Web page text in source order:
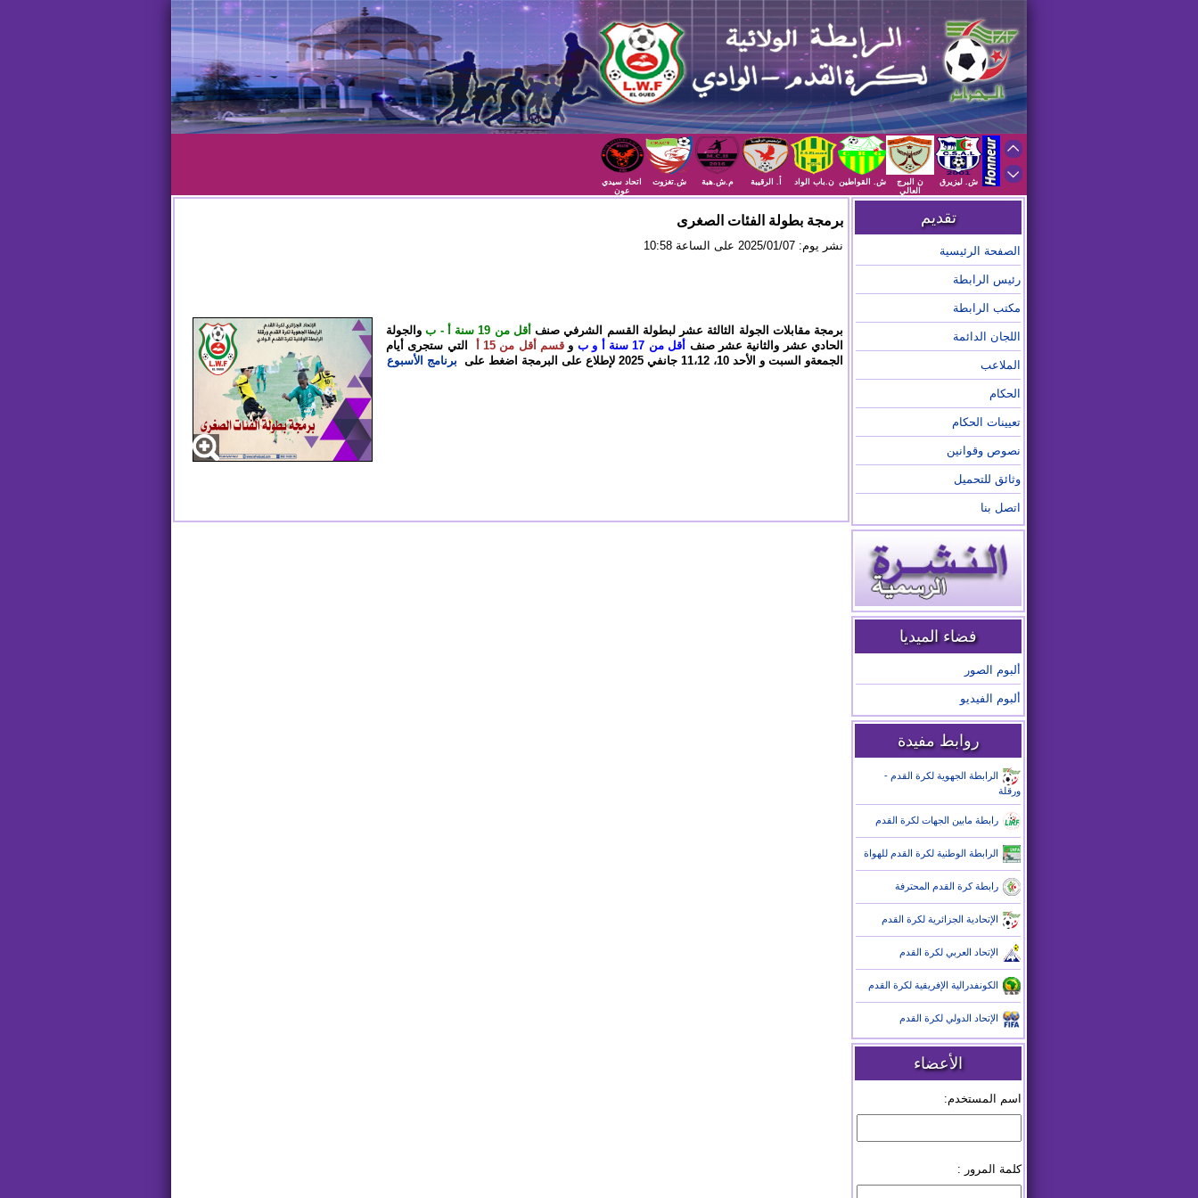
ش. ليزيرق
ن البرج
العالي
ش. القواطين ن.باب الواد أ. الرقيبة م.ش.هبة ش.تغزوت
اتحاد سيدي
عون
تقديم
الصفحة الرئيسية
رئيس الرابطة
مكتب الرابطة
اللجان الدائمة
الملاعب
الحكام
تعيينات الحكام
نصوص وقوانين
وثائق للتحميل
اتصل بنا
فضاء الميديا
ألبوم الصور
ألبوم الفيديو
روابط مفيدة
الرابطة الجهوية لكرة القدم -
ورقلة
رابطة مابين الجهات لكرة القدم
الرابطة الوطنية لكرة القدم للهواة
رابطة كرة القدم المحترفة
الإتحادية الجزائرية لكرة القدم
الإتحاد العربي لكرة القدم
الكونفدرالية الإفريقية لكرة القدم
الإتحاد الدولي لكرة القدم
الأعضاء
اسم المستخدم:
كلمة المرور :
برمجة بطولة الفئات الصغرى
نشر يوم: 2025/01/07 على الساعة 10:58
برمجة مقابلات الجولة الثالثة عشر لبطولة القسم الشرفي صنف أقل من 19 سنة أ - ب
والجولة
الحادي عشر والثانية عشر صنف أقل من 17 سنة أ و ب و قسم أقل من 15 أ
التي ستجرى أيام
الجمعةو السبت و الأحد 10، 11،12 جانفي 2025 لإطلاع على البرمجة اضغط على
برنامج الأسبوع